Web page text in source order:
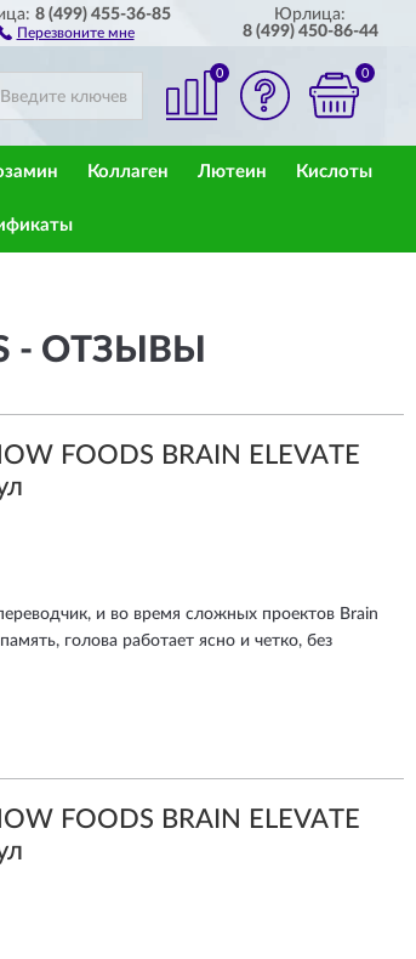
ДОСТАВИМ ПО ВСЕЙ РОССИИ
8 (499) 455-36-85
Перезвоните мне
Юрлица:
8 (499) 450-86-44
0 0
Коллаген Лютеин Кислоты
- ОТЗЫВЫ
FOODS BRAIN ELEVATE
и во время сложных проектов Brain
голова работает ясно и четко, без
FOODS BRAIN ELEVATE